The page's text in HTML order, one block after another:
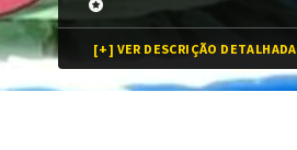
[+] VER DESCRIÇÃO DETALHADA